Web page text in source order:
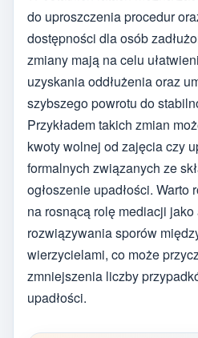
do uproszczenia procedur
dostępności dla osób
zmiany mają na celu
uzyskania oddłużenia oraz
szybszego powrotu do
Przykładem takich zmian
kwoty wolnej od zajęcia czy
formalnych związanych ze
ogłoszenie upadłości.
na rosnącą rolę mediacji
rozwiązywania sporów
wierzycielami, co może
zmniejszenia liczby
upadłości.